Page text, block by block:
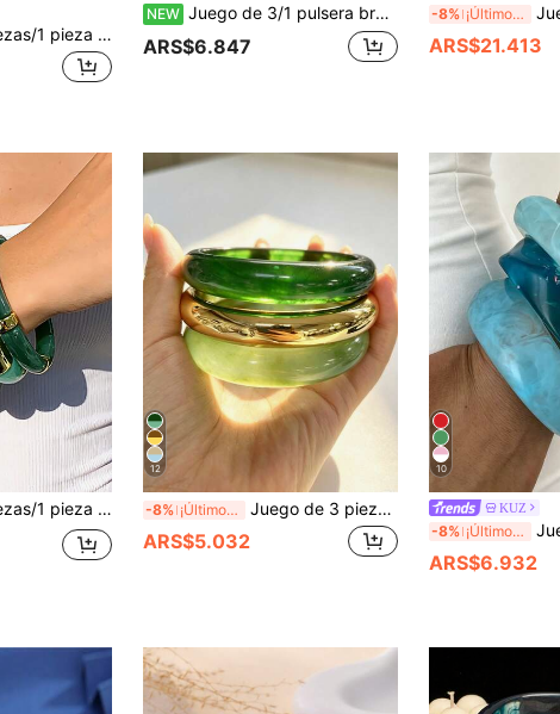
estilo bohemio vintage elegante para mujer y brazalete CCB, adecuado para uso diario de mujer, fiesta, vacaciones, apilable, regalo
NEW Juego de 3/1 pulsera brazalete abierta de estilo vintage minimalista y casual para mujer, con forma de onda, material acrílico y CCB en tono azul, apto para playa, vacaciones, citas, regalo festivo, uso diario, apilable
ARS$6.847
-8% ¡Últimos 2 días Juego de 3 pulseras
ARS$21.413
y minimalista, pulsera/brazalete elástico y extensible, adecuado para uso diario, fiestas, bodas, vacaciones y otras ocasiones, regalo para días festivos
12
-8% ¡Últimos 2 días Juego de 3 piezas de brazaletes de acrílico vintage exquisitos, diseño cilíndrico de moda, adecuado para uso diario casual, joyería de moda para mujeres, material de acrílico, sin incrustaciones, adecuado para todo el año, utilizado para ocasiones diarias, fiestas y vacaciones.
ARS$5.032
10
KUZ
-8% ¡Últimos 2 días Juego de 3pcs/1 pieza de brazaletes de
ARS$6.932